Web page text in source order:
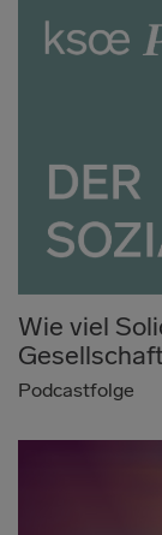
Wie viel
Podcastfolge